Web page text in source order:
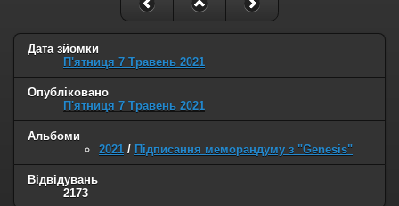
Дата зйомки
П'ятниця 7 Травень 2021
Опубліковано
П'ятниця 7 Травень 2021
Альбоми
2021 / Підписання меморандуму з "Genesis"
Відвідувань
2173